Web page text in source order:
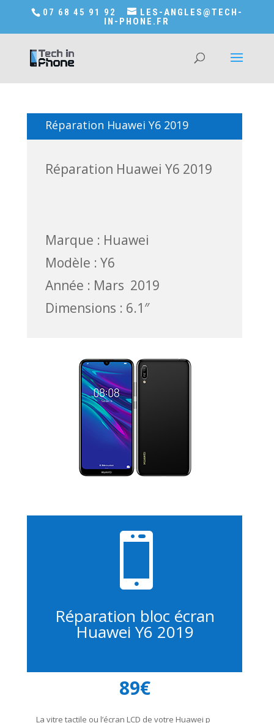
Accédez a Shop-in-tech-in-phone
07 68 45 91 92
LES-ANGLES@TECH-
IN-PHONE.FR
Réparation Huawei Y6 2019
Réparation Huawei Y6 2019
Marque : Huawei
Modèle : Y6
Année : Mars 2019
Dimensions : 6.1″

Réparation bloc écran
Huawei Y6 2019
89€
La vitre tactile ou l’écran LCD de votre Huawei p